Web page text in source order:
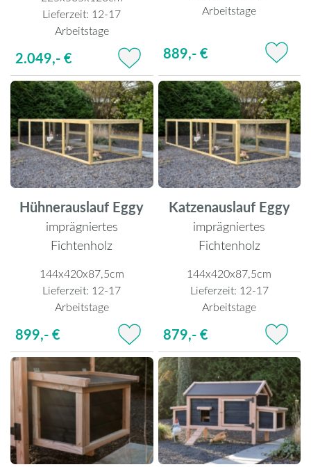
Lieferzeit: 12-17
Arbeitstage
2.049,- €
Arbeitstage
889,- €
Hühnerauslauf Eggy
imprägniertes
Fichtenholz
144x420x87,5cm
Lieferzeit: 12-17
Arbeitstage
899,- €
Katzenauslauf Eggy
imprägniertes
Fichtenholz
144x420x87,5cm
Lieferzeit: 12-17
Arbeitstage
879,- €